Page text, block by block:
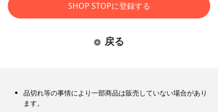
SHOP STOPに登録する
戻る
品切れ等の事情により一部商品は販売していない場合があり
ます。